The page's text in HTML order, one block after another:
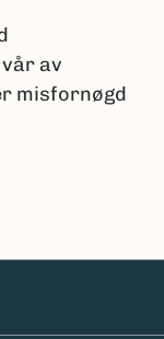
av
misfornøgd